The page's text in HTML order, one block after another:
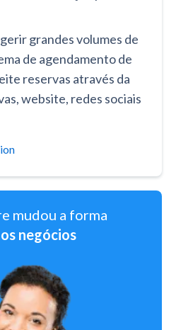
grandes volumes de
de agendamento de
reservas através da
website, redes sociais
mudou a forma
negócios